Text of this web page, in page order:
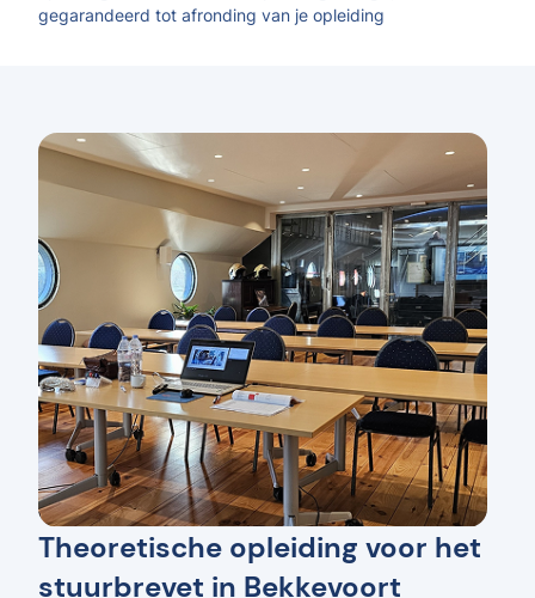
gegarandeerd tot afronding van je opleiding
Theoretische opleiding voor het
stuurbrevet in Bekkevoort